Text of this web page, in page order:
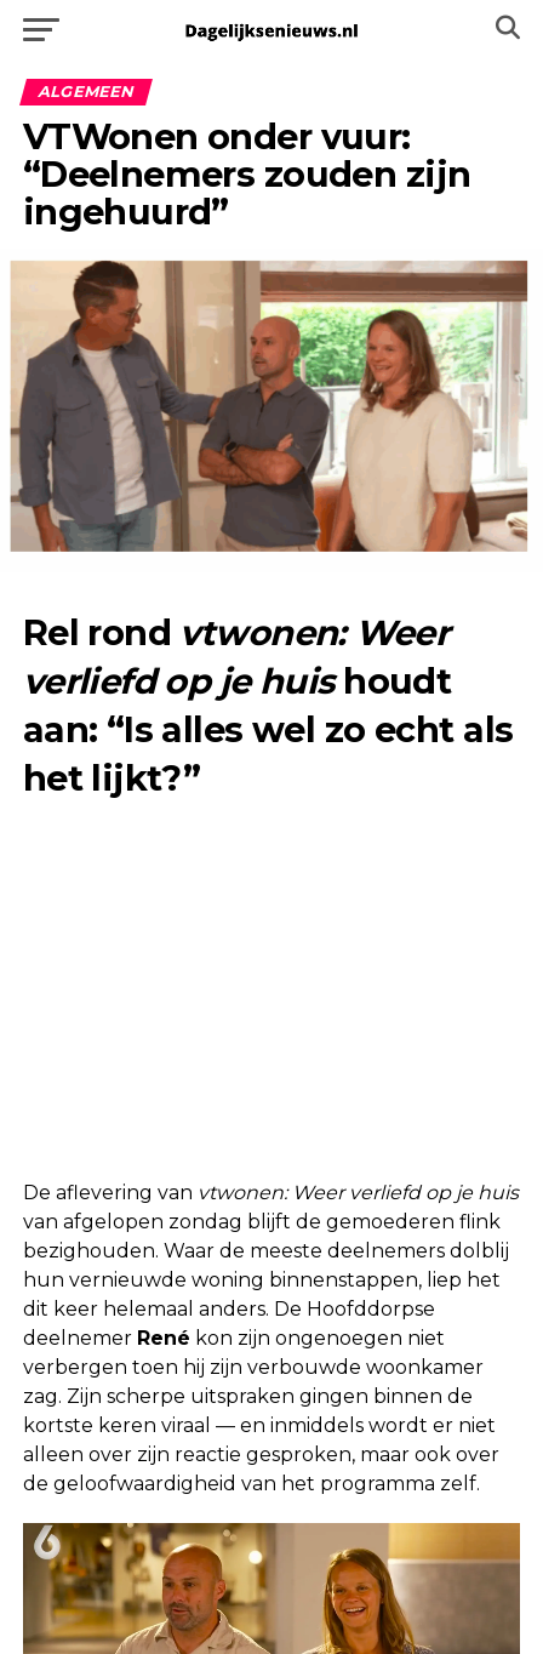
ALGEMEEN
VTWonen onder vuur:
“Deelnemers zouden zijn
ingehuurd”
Rel rond vtwonen: Weer
verliefd op je huishoudt
aan: “Is alles wel zo echt als
het lijkt?”
De aflevering van vtwonen: Weer verliefd op je huis
van afgelopen zondag blijft de gemoederen flink
bezighouden. Waar de meeste deelnemers dolblij
hun vernieuwde woning binnenstappen, liep het
dit keer helemaal anders. De Hoofddorpse
deelnemer René kon zijn ongenoegen niet
verbergen toen hij zijn verbouwde woonkamer
zag. Zijn scherpe uitspraken gingen binnen de
kortste keren viraal — en inmiddels wordt er niet
alleen over zijn reactie gesproken, maar ook over
de geloofwaardigheid van het programma zelf.